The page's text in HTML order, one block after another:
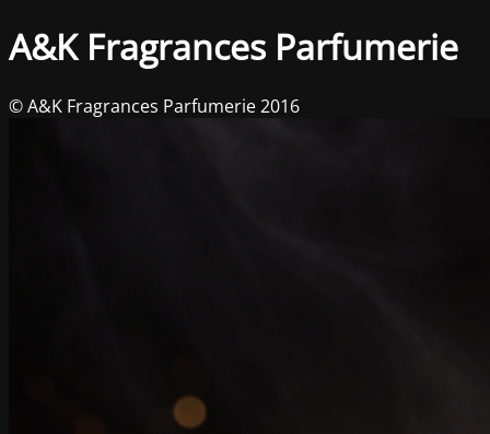
A&K Fragrances Parfumerie
© A&K Fragrances Parfumerie 2016